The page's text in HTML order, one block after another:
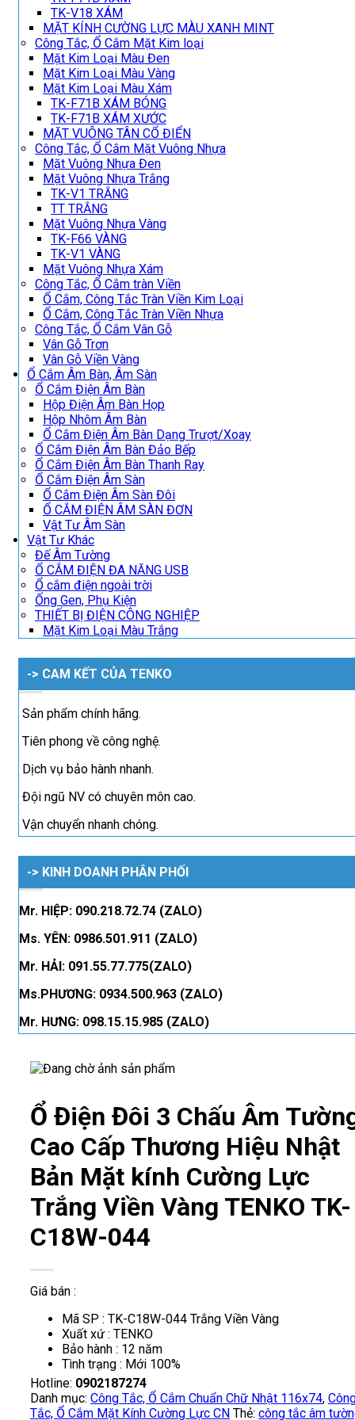
TK-V18 XÁM
MẶT KÍNH CƯỜNG LỰC MÀU XANH MINT
Công Tắc, Ổ Cắm Mặt Kim loại
Mặt Kim Loại Màu Đen
Mặt Kim Loại Màu Vàng
Mặt Kim Loại Màu Xám
TK-F71B XÁM BÓNG
TK-F71B XÁM XƯỚC
MẶT VUÔNG TÂN CỔ ĐIỂN
Công Tắc, Ổ Cắm Mặt Vuông Nhựa
Mặt Vuông Nhựa Đen
Mặt Vuông Nhựa Trắng
TK-V1 TRẮNG
TT TRẮNG
Mặt Vuông Nhựa Vàng
TK-F66 VÀNG
TK-V1 VÀNG
Mặt Vuông Nhựa Xám
Công Tắc, Ổ Cắm tràn Viền
Ổ Cắm, Công Tắc Tràn Viền Kim Loại
Ổ Cắm, Công Tắc Tràn Viền Nhựa
Công Tắc, Ổ Cắm Vân Gỗ
Vân Gỗ Trơn
Vân Gỗ Viền Vàng
Ổ Cắm Âm Bàn, Âm Sàn
Ổ Cắm Điện Âm Bàn
Hộp Điện Âm Bàn Họp
Hộp Nhôm Âm Bàn
Ổ Cắm Điện Âm Bàn Dạng Trượt/Xoay
Ổ Cắm Điện Âm Bàn Đảo Bếp
Ổ Cắm Điện Âm Bàn Thanh Ray
Ổ Cắm Điện Âm Sàn
Ổ Cắm Điện Âm Sàn Đôi
Ổ CẮM ĐIỆN ÂM SÀN ĐƠN
Vật Tư Âm Sàn
Vật Tư Khác
Đế Âm Tường
Ổ CẮM ĐIỆN ĐA NĂNG USB
Ổ cắm điện ngoài trời
Ống Gen, Phụ Kiện
THIẾT BỊ ĐIỆN CÔNG NGHIỆP
Mặt Kim Loại Màu Trắng
-> CAM KẾT CỦA TENKO
Sản phẩm chính hãng.
Tiên phong về công nghệ.
Dịch vụ bảo hành nhanh.
Đội ngũ NV có chuyên môn cao.
Vận chuyển nhanh chóng.
-> KINH DOANH PHÂN PHỐI
Mr. HIỆP: 090.218.72.74 (ZALO)
Ms. YÊN: 0986.501.911 (ZALO)
Mr. HẢI: 091.55.77.775(ZALO)
Ms.PHƯƠNG: 0934.500.963 (ZALO)
Mr. HƯNG: 098.15.15.985 (ZALO)
Ổ Điện Đôi 3 Chấu Âm
Cao Cấp Thương Hiệu Nhật
Bản Mặt kính Cường Lực
Trắng Viền Vàng TENKO TK-
C18W-044
Giá bán :
Mã SP : TK-C18W-044 Trắng Viền Vàng
Xuất xứ : TENKO
Bảo hành : 12 năm
Tình trạng : Mới 100%
Hotline: 0902187274
Danh mục: Công Tắc, Ổ Cắm Chuẩn Chữ Nhật 116x74,
Tắc, Ổ Cắm Mặt Kính Cường Lực CN Thẻ: công tắc âm